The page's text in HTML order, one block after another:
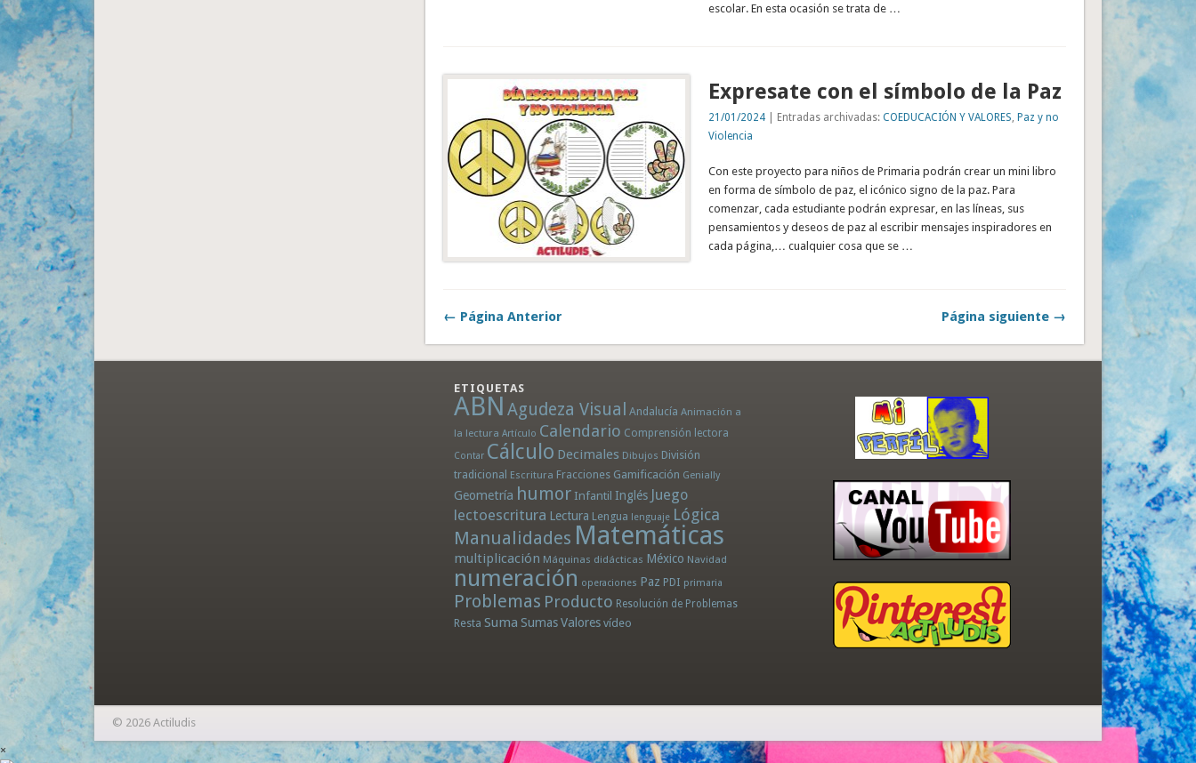
escolar. En esta ocasión se trata de …
Expresate con el símbolo de la Paz
21/01/2024| Entradas archivadas: COEDUCACIÓN Y VALORES, Paz y no
Violencia
Con este proyecto para niños de Primaria podrán crear un mini libro
en forma de símbolo de paz, el icónico signo de la paz. Para
comenzar, cada estudiante podrán expresar, en las líneas, sus
pensamientos y deseos de paz al escribir mensajes inspiradores en
cada página,… cualquier cosa que se …
← Página Anterior Página siguiente →
ETIQUETAS
ABN Agudeza Visual Andalucía Animación a
la lectura Artículo Calendario Comprensión lectora
Contar Cálculo Decimales Dibujos División
tradicional Escritura Fracciones Gamificación Genially
Geometría humor Infantil Inglés Juego
lectoescritura Lectura Lengua lenguaje Lógica
Manualidades Matemáticas
multiplicación Máquinas didácticas México Navidad
numeración operaciones Paz PDI primaria
Problemas Producto Resolución de Problemas
Resta Suma SumasValores vídeo
© 2026 Actiludis
×